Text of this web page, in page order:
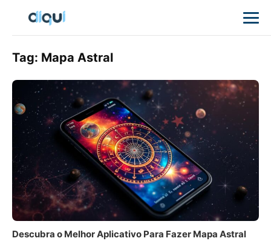
Tag: Mapa Astral
Descubra o Melhor Aplicativo Para Fazer Mapa Astral